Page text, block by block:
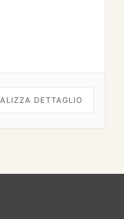
DETTAGLIO